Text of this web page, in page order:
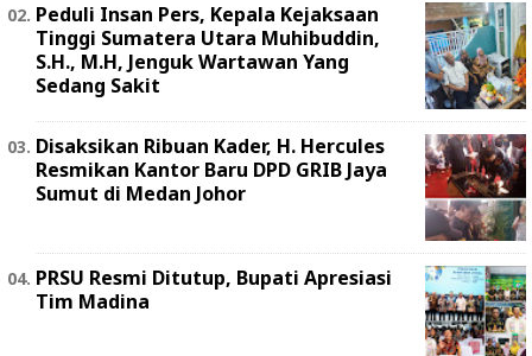
Peduli Insan Pers, Kepala Kejaksaan
Tinggi Sumatera Utara Muhibuddin,
S.H., M.H, Jenguk Wartawan Yang
Sedang Sakit
Disaksikan Ribuan Kader, H. Hercules
Resmikan Kantor Baru DPD GRIB Jaya
Sumut di Medan Johor
PRSU Resmi Ditutup, Bupati Apresiasi
Tim Madina